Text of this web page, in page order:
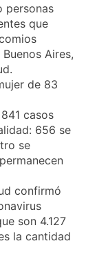
de
la
pasó a
por La
Vicente
y
medio
un
para
en
personas
que
Aires,
de 83
casos
656 se
se
confirmó
son 4.127
la cantidad